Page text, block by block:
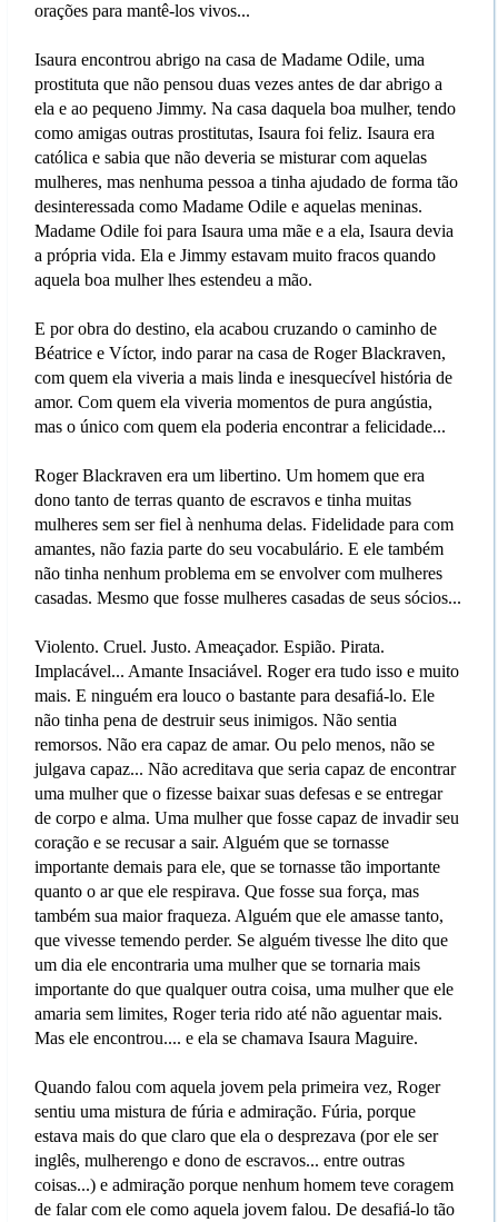
orações para mantê-los vivos...
Isaura encontrou abrigo na casa de Madame Odile, uma
prostituta que não pensou duas vezes antes de dar abrigo a
ela e ao pequeno Jimmy. Na casa daquela boa mulher, tendo
como amigas outras prostitutas, Isaura foi feliz. Isaura era
católica e sabia que não deveria se misturar com aquelas
mulheres, mas nenhuma pessoa a tinha ajudado de forma tão
desinteressada como Madame Odile e aquelas meninas.
Madame Odile foi para Isaura uma mãe e a ela, Isaura devia
a própria vida. Ela e Jimmy estavam muito fracos quando
aquela boa mulher lhes estendeu a mão.
E por obra do destino, ela acabou cruzando o caminho de
Béatrice e Víctor, indo parar na casa de Roger Blackraven,
com quem ela viveria a mais linda e inesquecível história de
amor. Com quem ela viveria momentos de pura angústia,
mas o único com quem ela poderia encontrar a felicidade...
Roger Blackraven era um libertino. Um homem que era
dono tanto de terras quanto de escravos e tinha muitas
mulheres sem ser fiel à nenhuma delas. Fidelidade para com
amantes, não fazia parte do seu vocabulário. E ele também
não tinha nenhum problema em se envolver com mulheres
casadas. Mesmo que fosse mulheres casadas de seus sócios...
Violento. Cruel. Justo. Ameaçador. Espião. Pirata.
Implacável... Amante Insaciável. Roger era tudo isso e muito
mais. E ninguém era louco o bastante para desafiá-lo. Ele
não tinha pena de destruir seus inimigos. Não sentia
remorsos. Não era capaz de amar. Ou pelo menos, não se
julgava capaz... Não acreditava que seria capaz de encontrar
uma mulher que o fizesse baixar suas defesas e se entregar
de corpo e alma. Uma mulher que fosse capaz de invadir seu
coração e se recusar a sair. Alguém que se tornasse
importante demais para ele, que se tornasse tão importante
quanto o ar que ele respirava. Que fosse sua força, mas
também sua maior fraqueza. Alguém que ele amasse tanto,
que vivesse temendo perder. Se alguém tivesse lhe dito que
um dia ele encontraria uma mulher que se tornaria mais
importante do que qualquer outra coisa, uma mulher que ele
amaria sem limites, Roger teria rido até não aguentar mais.
Mas ele encontrou.... e ela se chamava Isaura Maguire.
Quando falou com aquela jovem pela primeira vez, Roger
sentiu uma mistura de fúria e admiração. Fúria, porque
estava mais do que claro que ela o desprezava (por ele ser
inglês, mulherengo e dono de escravos... entre outras
coisas...) e admiração porque nenhum homem teve coragem
de falar com ele como aquela jovem falou. De desafiá-lo tão